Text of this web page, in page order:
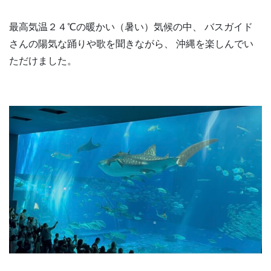
最高気温２４℃の暖かい（暑い）気候の中、 バスガイド
さんの陽気な踊りや歌を聞きながら、 沖縄を楽しんでい
ただけました。